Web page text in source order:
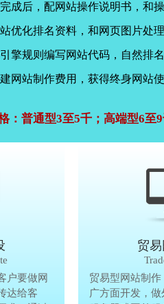
成后，配网站操作说明书，和操
优化排名资料，和网页图片处
擎规则编写网站代码，自然排
网站制作费用，获得终身网站使
：普通型3至5千；高端型6至
户要做网
达给客
公司
先和客户有效沟通，
站的要求，再将理念
贸
贸易型网站制
广方面开发，